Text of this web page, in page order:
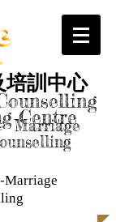
培訓中心
Centre
Marriage